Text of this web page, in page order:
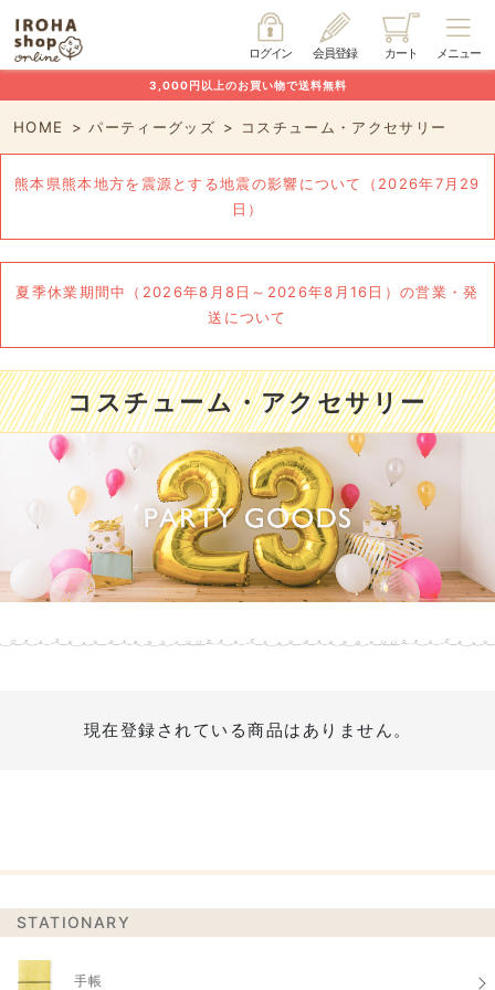
メニュー
カート
会員登録
ログイン
3,000円以上のお買い物で送料無料
HOME パーティーグッズ コスチューム・アクセサリー
熊本県熊本地方を震源とする地震の影響について（2026年7月29
日）
夏季休業期間中（2026年8月8日～2026年8月16日）の営業・発
送について
コスチューム・アクセサリー
現在登録されている商品はありません。
STATIONARY
手帳